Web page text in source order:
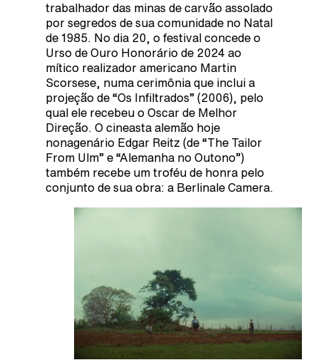
trabalhador das minas de carvão assolado
por segredos de sua comunidade no Natal
de 1985. No dia 20, o festival concede o
Urso de Ouro Honorário de 2024 ao
mítico realizador americano Martin
Scorsese, numa cerimônia que inclui a
projeção de “Os Infiltrados” (2006), pelo
qual ele recebeu o Oscar de Melhor
Direção. O cineasta alemão hoje
nonagenário Edgar Reitz (de “The Tailor
From Ulm” e “Alemanha no Outono”)
também recebe um troféu de honra pelo
conjunto de sua obra: a Berlinale Camera.